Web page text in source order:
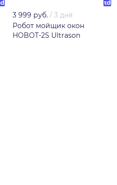
3 999 руб. / 3 дня
Робот мойщик окон
HOBOT-2S Ultrason